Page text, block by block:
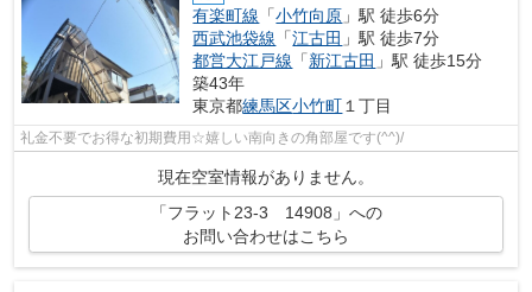
有楽町線 「小竹向原 」駅 徒歩6分
西武池袋線 「江古田 」駅 徒歩7分
都営大江戸線 「新江古田 」駅 徒歩15分
築43年
東京都練馬区小竹町１丁目
礼金不要でお得な初期費用☆嬉しい南向きの角部屋です(^^)/
現在空室情報がありません。
「フラット23-3 14908」への
お問い合わせはこちら